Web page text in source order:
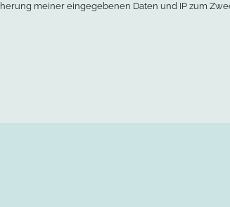
meiner eingegebenen Daten und IP zum